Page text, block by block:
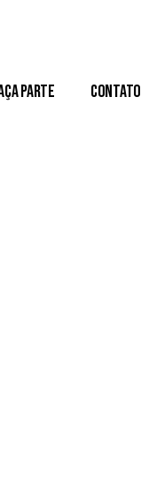
Parte Contato